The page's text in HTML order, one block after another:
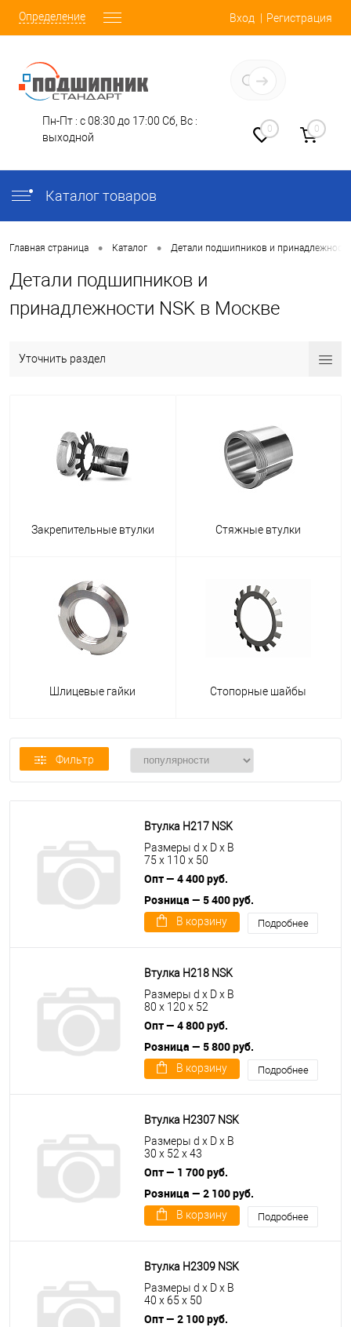
Определение Вход Регистрация
Пн-Пт : с 08:30 до 17:00 Сб, Вс :
выходной
0 0
Каталог товаров
Главная страница • Каталог • Детали подшипников и
Детали подшипников и
принадлежности NSK в Москве
Уточнить раздел
Закрепительные втулки Стяжные втулки
Шлицевые гайки Стопорные шайбы
Фильтр
Втулка H217 NSK
Размеры d x D x B
75 x 110 x 50
Опт — 4 400 руб.
Розница — 5 400 руб.
В корзину Подробнее
Втулка H218 NSK
Размеры d x D x B
80 x 120 x 52
Опт — 4 800 руб.
Розница — 5 800 руб.
В корзину Подробнее
Втулка H2307 NSK
Размеры d x D x B
30 x 52 x 43
Опт — 1 700 руб.
Розница — 2 100 руб.
В корзину Подробнее
Втулка H2309 NSK
Размеры d x D x B
40 x 65 x 50
Опт — 2 100 руб.